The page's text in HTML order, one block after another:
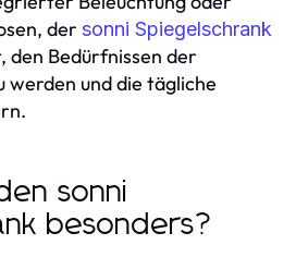
der sonni Spiegelschrank
den Bedürfnissen der
werden und die tägliche
sonni
besonders?